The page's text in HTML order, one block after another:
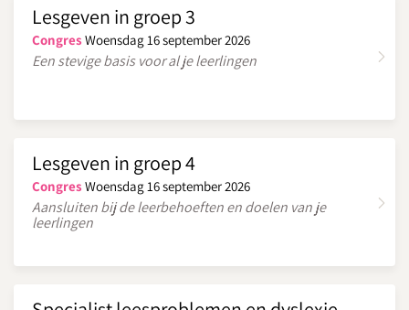
Lesgeven in groep 3
Congres Woensdag 16 september 2026
Een stevige basis voor al je leerlingen
Lesgeven in groep 4
Congres Woensdag 16 september 2026
Aansluiten bij de leerbehoeften en doelen van je
leerlingen